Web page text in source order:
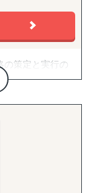
もあり、匿名性
、クライアン
ことをポリシー
貴社の適切なパ
ご依頼を受け
成功させるに
す。
ただきますの
品ページ作
析までを一気通
構築・運用）に
を、施設登
現地エージェン
あわせて輸出
築まで、実務
外企業の日本進
トップ物流体
に実現します。
業代行
通関手続き
援
応
の策定と実行の
「現地事情」
ナー」との密な
ライアント企
。